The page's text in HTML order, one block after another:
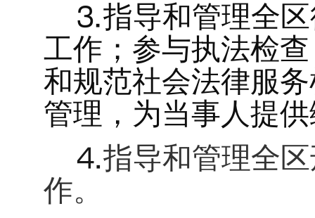
⒊指导和管理全
工作；参与执法检
和规范社会法律服
管理，为当事人提
⒋指导和管理全
作。